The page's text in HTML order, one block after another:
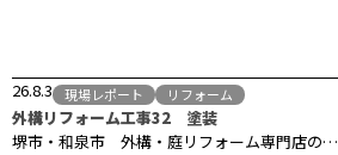
26.8.3 現場レポート リフォーム
外構リフォーム工事32 塗装
堺市・和泉市 外構・庭リフォーム専門店の…